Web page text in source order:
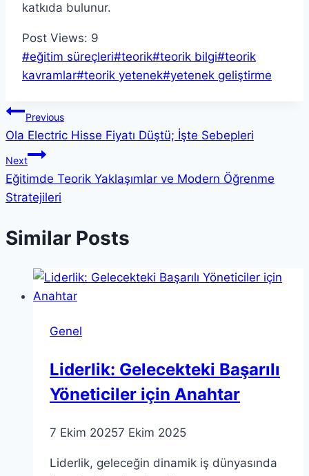
katkıda bulunur.
Post Views: 9
Post
Tags:
#eğitim süreçleri#teorik#teorik bilgi#teorik
kavramlar#teorik yetenek#yetenek geliştirme
Yazı
gezinmesi
Previous
Ola Electric Hisse Fiyatı Düştü; İşte Sebepleri
Next
Eğitimde Teorik Yaklaşımlar ve Modern Öğrenme
Stratejileri
Similar Posts
Genel
Liderlik: Gelecekteki Başarılı
Yöneticiler için Anahtar
7 Ekim 20257 Ekim 2025
Liderlik, geleceğin dinamik iş dünyasında